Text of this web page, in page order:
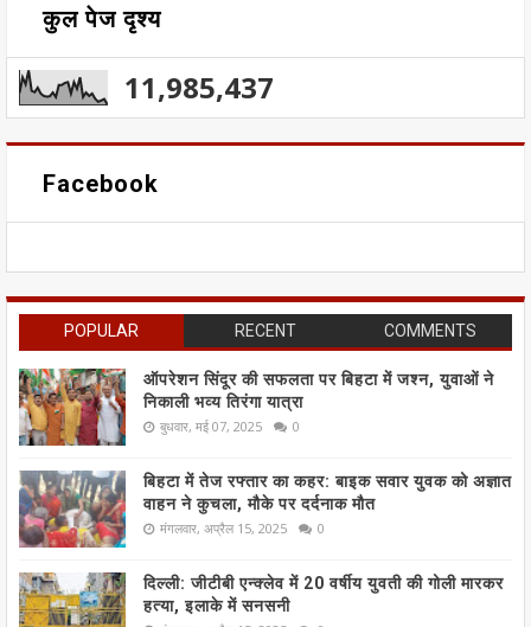
कुल पेज दृश्य
11,985,437
Facebook
POPULAR RECENT COMMENTS
ऑपरेशन सिंदूर की सफलता पर बिहटा में जश्न, युवाओं ने
निकाली भव्य तिरंगा यात्रा
बुधवार, मई 07, 2025 0
बिहटा में तेज रफ्तार का कहर: बाइक सवार युवक को अज्ञात
वाहन ने कुचला, मौके पर दर्दनाक मौत
मंगलवार, अप्रैल 15, 2025 0
दिल्ली: जीटीबी एन्क्लेव में 20 वर्षीय युवती की गोली मारकर
हत्या, इलाके में सनसनी